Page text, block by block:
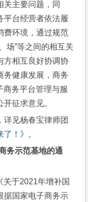
关主要问题，同
平台经营者依法履
费环境，通过规范
场”等之间的相互关
方相互良好协调协
务健康发展，商务
商务平台管理与服
征求意见。
详见杨春宝律师团
了！》。
务示范基地的通
于2021年增补国
据国家电子商务示